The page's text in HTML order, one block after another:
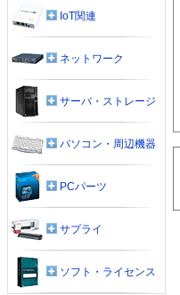
IoT関連
ネットワーク
サーバ・ストレージ
パソコン・周辺機器
PCパーツ
サプライ
ソフト・ライセンス